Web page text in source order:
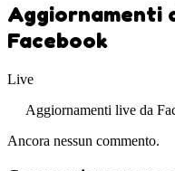
Aggiornamenti
Facebook
Live
Aggiornamenti live da
Ancora nessun commento.